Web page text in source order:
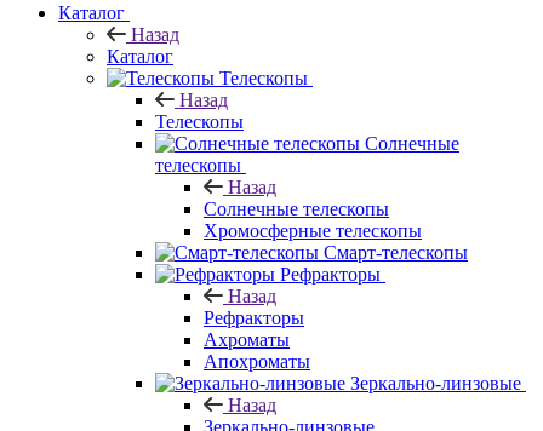
Каталог
Назад
Каталог
Телескопы
Назад
Телескопы
Солнечные
телескопы
Назад
Солнечные телескопы
Хромосферные телескопы
Смарт-телескопы
Рефракторы
Назад
Рефракторы
Ахроматы
Апохроматы
Зеркально-линзовые
Назад
Зеркально-линзовые